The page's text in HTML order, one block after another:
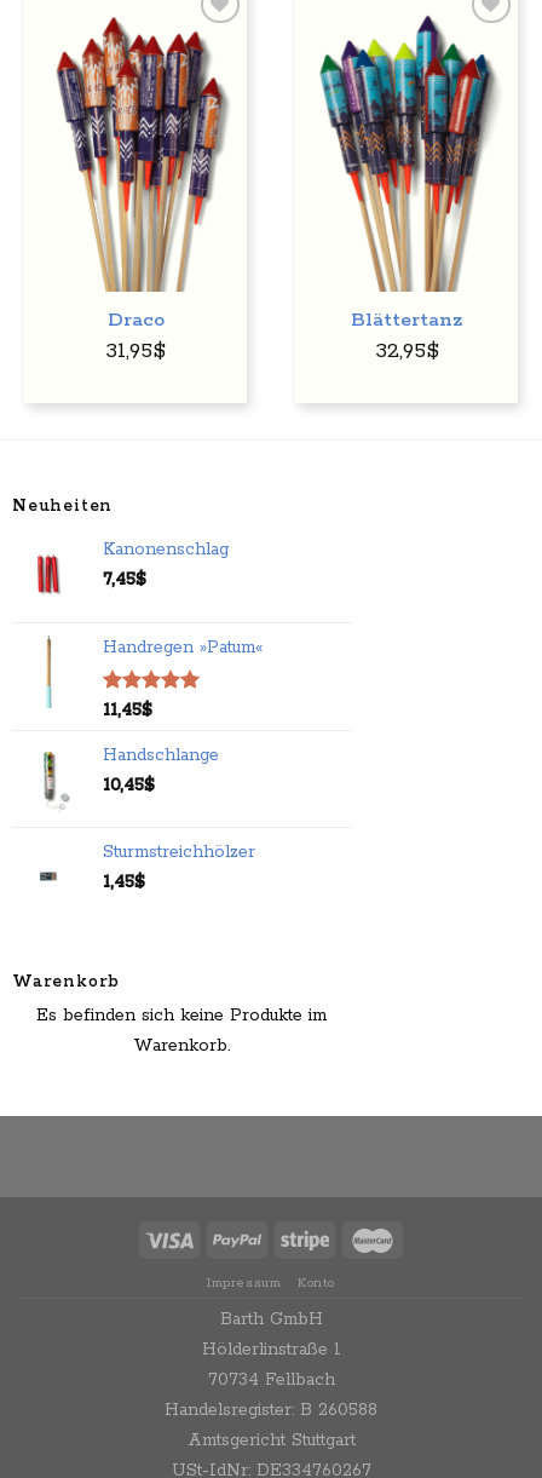
Auf
den
Wunschzettel
Draco
31,95$
Auf
den
Wunschzettel
Blättertanz
32,95$
Neuheiten
Kanonenschlag
7,45$
Handregen »Patum«
Bewertet
von 5
11,45$
Handschlange
10,45$
Sturmstreichhölzer
1,45$
Warenkorb
Es befinden sich keine Produkte im
Warenkorb.
Impressum Konto
Barth GmbH
Hölderlinstraße 1
70734 Fellbach
Handelsregister: B 260588
Amtsgericht Stuttgart
USt-IdNr: DE334760267